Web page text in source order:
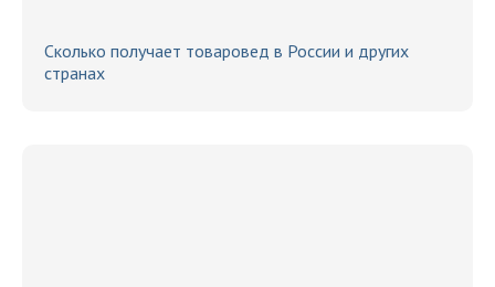
Сколько получает товаровед в России и других
странах